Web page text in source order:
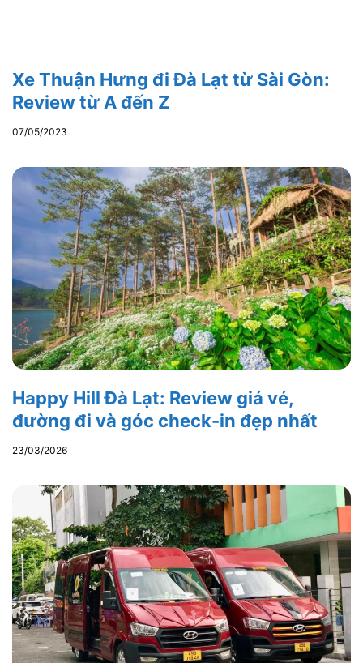
Xe Thuận Hưng đi Đà Lạt từ Sài Gòn:
Review từ A đến Z
07/05/2023
Happy Hill Đà Lạt: Review giá vé,
đường đi và góc check-in đẹp nhất
23/03/2026